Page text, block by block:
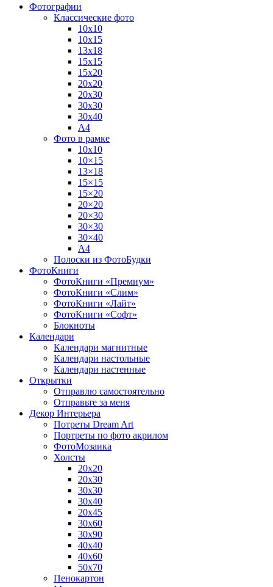
Фотографии
Классические фото
10х10
10х15
13х18
15х15
15х20
20х20
20х30
30х30
30х40
А4
Фото в рамке
10х10
10×15
13×18
15×15
15×20
20×20
20×30
30×30
30×40
A4
Полоски из ФотоБудки
ФотоКниги
ФотоКниги «Премиум»
ФотоКниги «Слим»
ФотоКниги «Лайт»
ФотоКниги «Софт»
Блокноты
Календари
Календари магнитные
Календари настольные
Календари настенные
Открытки
Отправлю самостоятельно
Отправьте за меня
Декор Интерьера
Потреты Dream Art
Портреты по фото акрилом
ФотоМозаика
Холсты
20х20
20х30
30х30
30х40
20х45
30х60
30х90
40х40
40х60
50х70
Пенокартон